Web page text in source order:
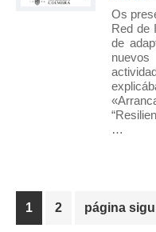
Os
Red de
de
…
Página
1 Página
2
Ir
página